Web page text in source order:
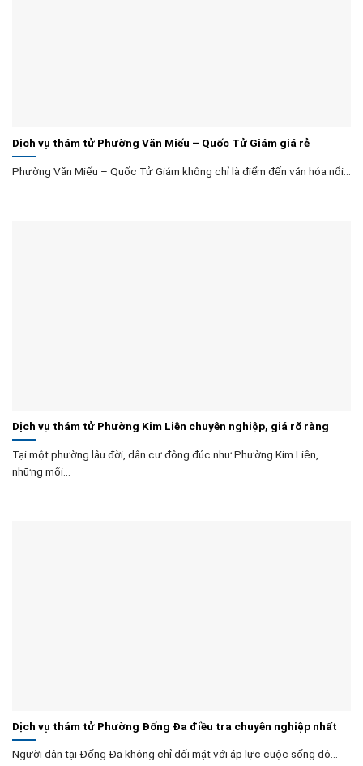
Dịch vụ thám tử Phường Văn Miếu – Quốc Tử Giám giá rẻ
Phường Văn Miếu – Quốc Tử Giám không chỉ là điểm đến văn hóa nổi...
Dịch vụ thám tử Phường Kim Liên chuyên nghiệp, giá rõ ràng
Tại một phường lâu đời, dân cư đông đúc như Phường Kim Liên,
những mối...
Dịch vụ thám tử Phường Đống Đa điều tra chuyên nghiệp nhất
Người dân tại Đống Đa không chỉ đối mặt với áp lực cuộc sống đô...